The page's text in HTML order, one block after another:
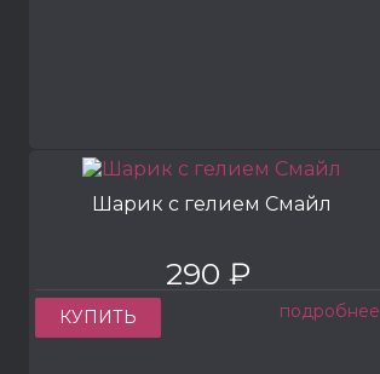
Шарик с гелием Смайл
290 ₽
КУПИТЬ подробнее